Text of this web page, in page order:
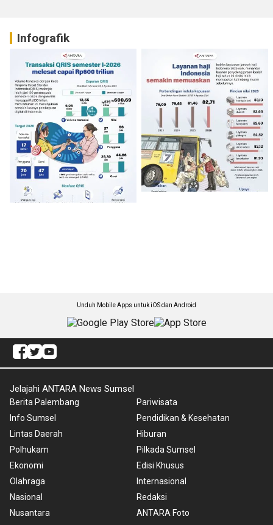
Infografik
Unduh Mobile Apps untuk iOS dan Android
Jelajahi ANTARA News Sumsel
Berita Palembang
Info Sumsel
Lintas Daerah
Polhukam
Ekonomi
Olahraga
Nasional
Nusantara
Pariwisata
Pendidikan & Kesehatan
Hiburan
Pilkada Sumsel
Edisi Khusus
Internasional
Redaksi
ANTARA Foto